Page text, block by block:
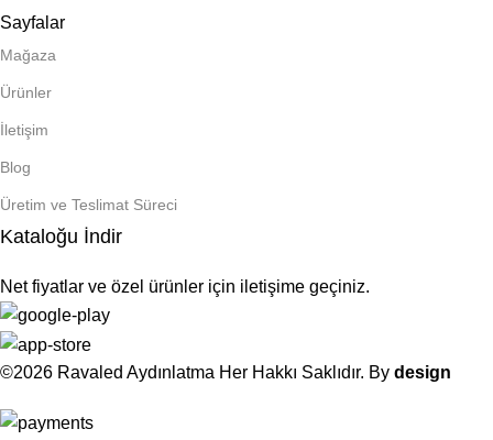
Sayfalar
Mağaza
Ürünler
İletişim
Blog
Üretim ve Teslimat Süreci
Kataloğu İndir
Net fiyatlar ve özel ürünler için iletişime geçiniz.
©2026 Ravaled Aydınlatma Her Hakkı Saklıdır. By design